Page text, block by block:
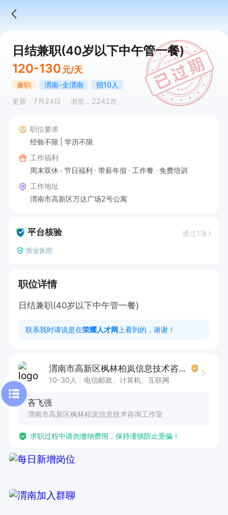
日结兼职(40岁以下中午管一餐)
120-130 元/天
兼职 渭南-全渭南
招10人
更新：7月24日
浏览：2242次
职位要求
经验不限
学历不限
工作福利
周末双休
节日福利 带薪年假 工作餐
免费培训
工作地址
渭南市高新区万达广场2号公寓
平台核验 通过1项
营业执照
职位详情
日结兼职(40岁以下中午管一餐)
联系我时请说是在荣耀人才网 上看到的，谢谢！
渭南市高新区枫林柏岚信息技术咨询工作室
10-30人 电信邮政、计算机、互联网
吝飞强
渭南市高新区枫林柏岚信息技术咨询工作室
求职过程中请勿缴纳费用，保持谨慎防止受骗！